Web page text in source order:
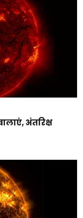
अंतरिक्ष